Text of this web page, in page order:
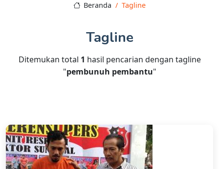
Beranda Tagline
Tagline
Ditemukan total 1 hasil pencarian dengan tagline
"pembunuh pembantu"